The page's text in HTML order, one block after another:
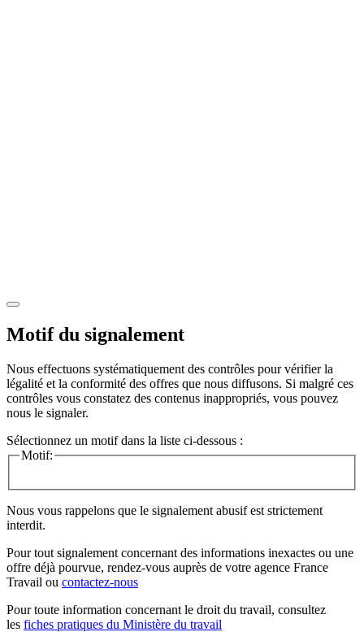
Motif du signalement
Nous effectuons systématiquement des contrôles pour vérifier la
légalité et la conformité des offres que nous diffusons. Si malgré ces
contrôles vous constatez des contenus inappropriés, vous pouvez
nous le signaler.
Sélectionnez un motif dans la liste ci-dessous :
Motif:
Nous vous rappelons que le signalement abusif est strictement
interdit.
Pour tout signalement concernant des informations inexactes ou une
offre déjà pourvue, rendez-vous auprès de votre agence France
Travail ou contactez-nous
Pour toute information concernant le droit du travail, consultez
les fiches pratiques du Ministère du travail